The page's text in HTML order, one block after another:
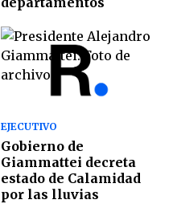
EJECUTIVO
Gobierno de
Giammattei decreta
estado de Calamidad
por las lluvias